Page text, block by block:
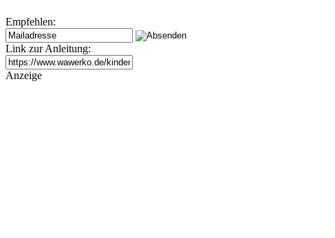
Empfehlen:
Link zur Anleitung:
Anzeige